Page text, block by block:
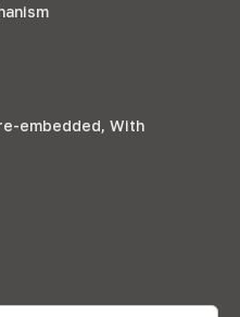
embedded, With